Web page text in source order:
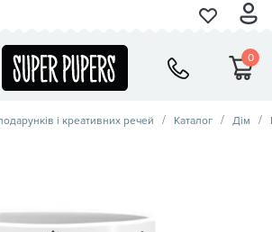
0
і креативних речей Каталог Дім